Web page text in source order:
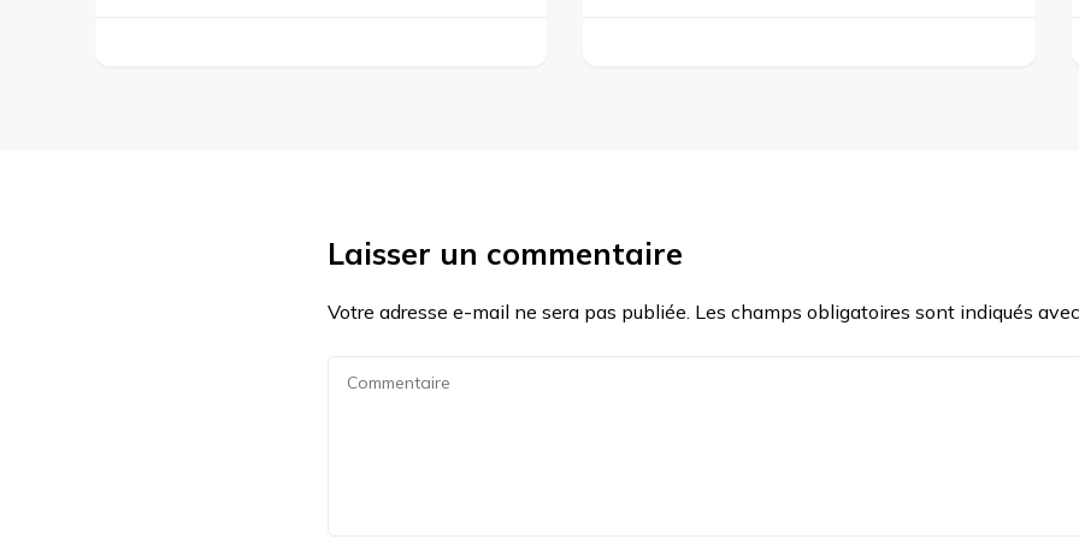
Laisser un commentaire
Votre adresse e-mail ne sera pas publiée. Les champs obligatoires sont indiqués